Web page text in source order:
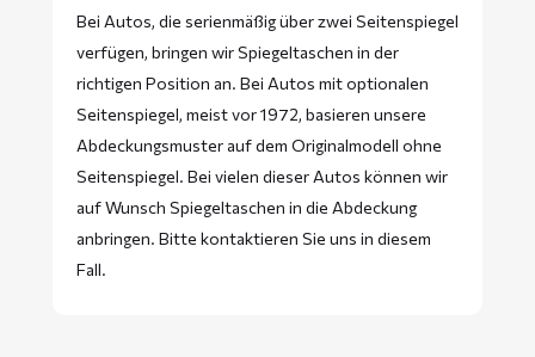
Bei Autos, die serienmäßig über zwei Seitenspiegel
verfügen, bringen wir Spiegeltaschen in der
richtigen Position an. Bei Autos mit optionalen
Seitenspiegel, meist vor 1972, basieren unsere
Abdeckungsmuster auf dem Originalmodell ohne
Seitenspiegel. Bei vielen dieser Autos können wir
auf Wunsch Spiegeltaschen in die Abdeckung
anbringen. Bitte kontaktieren Sie uns in diesem
Fall.